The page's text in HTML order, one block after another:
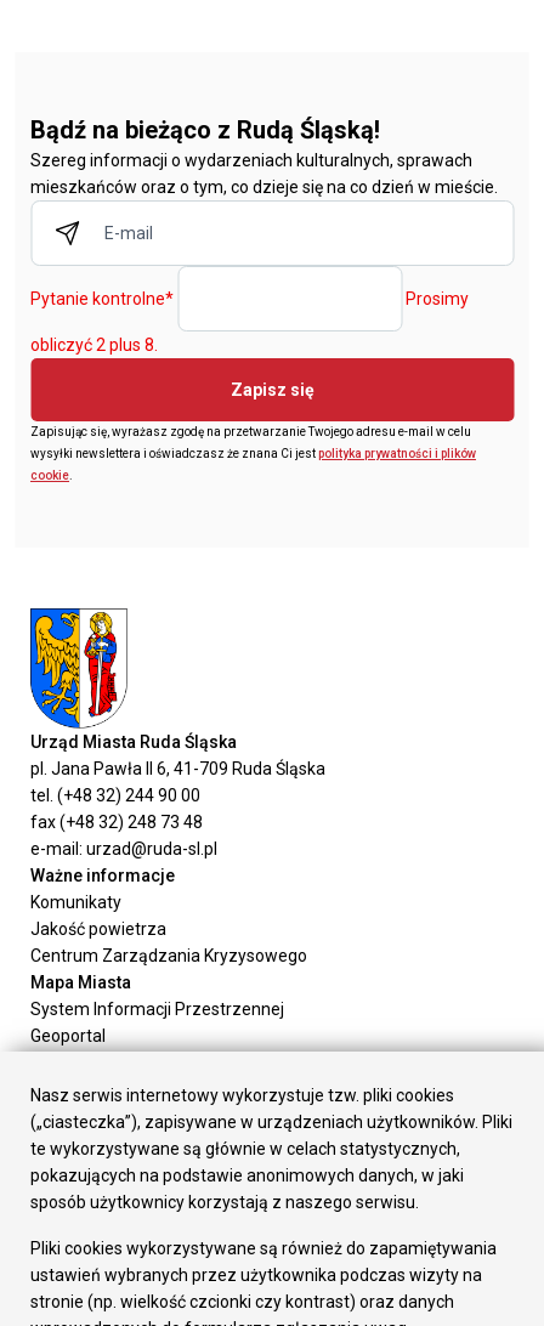
Bądź na bieżąco z Rudą Śląską!
Szereg informacji o wydarzeniach kulturalnych, sprawach
mieszkańców oraz o tym, co dzieje się na co dzień w mieście.
Pytanie kontrolne* Prosimy
obliczyć 2 plus 8.
Zapisz się
Zapisując się, wyrażasz zgodę na przetwarzanie Twojego adresu e-mail w celu
wysyłki newslettera i oświadczasz że znana Ci jestpolityka prywatności i plików
cookie
Urząd Miasta Ruda Śląska
pl. Jana Pawła II 6, 41-709 Ruda Śląska
tel. (+48 32) 244 90 00
fax (+48 32) 248 73 48
e-mail: urzad@ruda-sl.pl
Ważne informacje
Komunikaty
Jakość powietrza
Centrum Zarządzania Kryzysowego
Mapa Miasta
System Informacji Przestrzennej
Geoportal
Załatw sprawę
Prezydent Miasta
Rada Miasta
Wydziały
Elektroniczna Skrzynka Podawcza
Gospodarka
Fundusze europejskie
Środki krajowe
Nasz serwis internetowy wykorzystuje tzw. pliki cookies
(„ciasteczka”), zapisywane w urządzeniach użytkowników. Pliki
te wykorzystywane są głównie w celach statystycznych,
pokazujących na podstawie anonimowych danych, w jaki
sposób użytkownicy korzystają z naszego serwisu.
Pliki cookies wykorzystywane są również do zapamiętywania
ustawień wybranych przez użytkownika podczas wizyty na
stronie (np. wielkość czcionki czy kontrast) oraz danych